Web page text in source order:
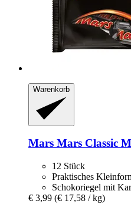
Warenkorb
Mars Mars Classic
12 Stück
Praktisches
Schokoriegel mit
€ 3,99 (€ 17,58 / kg)